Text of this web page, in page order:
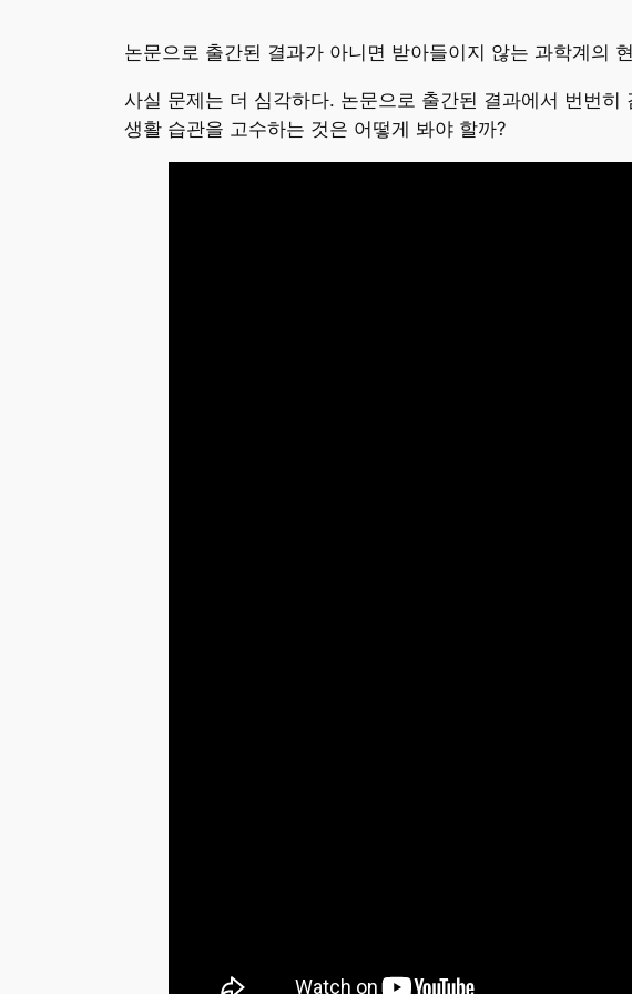
논문으로 출간된 결과가 아니면 받아들이지 않는 과학계의
사실 문제는 더 심각하다. 논문으로 출간된 결과에서 번번
생활 습관을 고수하는 것은 어떻게 봐야 할까?